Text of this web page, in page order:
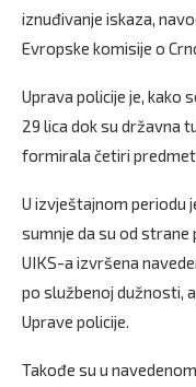
iznuđivanje iskaza,
Evropske komisije o
Uprava policije je, kako
29 lica dok su državna
formirala četiri
U izvještajnom periodu
sumnje da su od strane
UIKS-a izvršena
po službenoj dužnosti,
Uprave policije.
Takođe su u